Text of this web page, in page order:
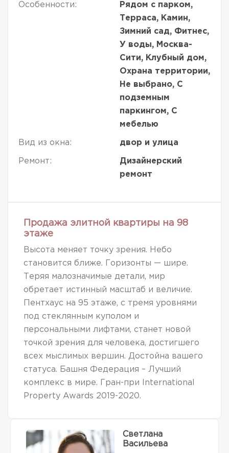
Особенности:
Рядом с парком,
Терраса, Камин,
Зимний сад, Фитнес,
У воды, Москва-
Сити, Клубный дом,
Охрана территории,
Не выбрано, С
подземным
паркингом, С
мебелью
Вид из окна: двор и улица
Ремонт:
Дизайнерский
ремонт
Продажа элитной квартиры на 98
этаже
Высота меняет точку зрения. Небо
становится ближе. Горизонты — шире.
Теряя малозначимые детали, мир
обретает истинный масштаб и величие.
Пентхаус на 95 этаже, с тремя уровнями
под стеклянным куполом и
персональными лифтами, станет новой
точкой зрения для человека, достигшего
всех мыслимых вершин. Достойна вашего
статуса. Башня Федерация – Лучший
комплекс в мире. Гран-при International
Property Awards 2019-2020.
Светлана
Васильева